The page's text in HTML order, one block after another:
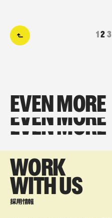
PREV 前のページへ
1 2 3
EVEN MORE
EVEN MORE
EVEN MORE
WORK
WITH US
採用情報